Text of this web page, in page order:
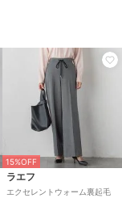
15%OFF
ラエフ
エクセレントウォーム裏起毛